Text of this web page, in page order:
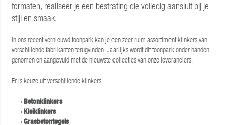
formaten, realiseer je een bestrating die volledig aansluit bij je
stijl en smaak.
In ons recent vernieuwd toonpark kan je een zeer ruim assortiment klinkers van
verschillende fabrikanten terugvinden. Jaarlijks wordt dit toonpark onder handen
genomen en aangevuld met de nieuwste collecties van onze leveranciers.
Er is keuze uit verschillende klinkers:
Betonklinkers
Kleiklinkers
Grasbetontegels